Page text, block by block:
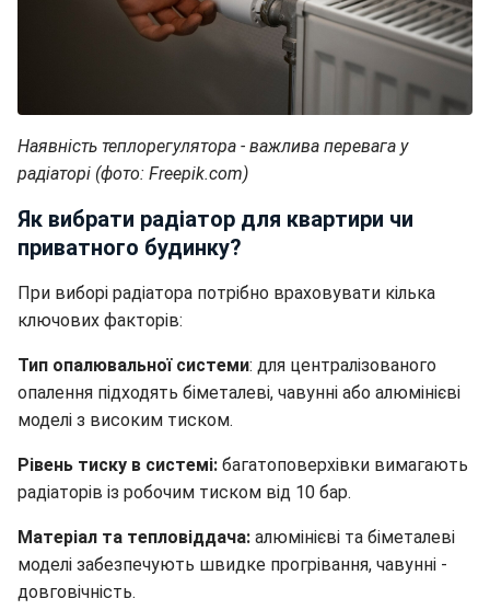
Наявність теплорегулятора - важлива перевага у
радіаторі (фото: Freepik.com)
Як вибрати радіатор для квартири чи
приватного будинку?
При виборі радіатора потрібно враховувати кілька
ключових факторів:
Тип опалювальної системи: для централізованого
опалення підходять біметалеві, чавунні або алюмінієві
моделі з високим тиском.
Рівень тиску в системі: багатоповерхівки вимагають
радіаторів із робочим тиском від 10 бар.
Матеріал та тепловіддача: алюмінієві та біметалеві
моделі забезпечують швидке прогрівання, чавунні -
довговічність.